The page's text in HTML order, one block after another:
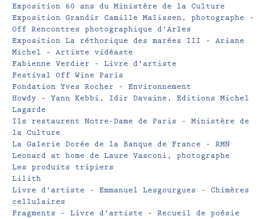
Exposition 60 ans du Ministère de la Culture
Exposition Grandir Camille Malissen, photographe –
Off Rencontres photographique d’Arles
Exposition La réthorique des marées III – Ariane
Michel – Artiste vidéaste
Fabienne Verdier – Livre d’artiste
Festival Off Wine Paris
Fondation Yves Rocher – Environnement
Howdy – Yann Kebbi, Idir Davaine, Editions Michel
Lagarde
Ils restaurent Notre-Dame de Paris – Ministère de
la Culture
La Galerie Dorée de la Banque de France – RMN
Leonard at home de Laure Vasconi, photographe
Les produits tripiers
Lilith
Livre d’artiste – Emmanuel Lesgourgues – Chimères
cellulaires
Fragments – Livre d’artiste – Recueil de poésie